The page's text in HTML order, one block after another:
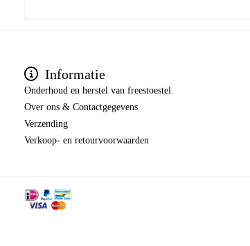
Informatie
Onderhoud en herstel van freestoestel.
Over ons & Contactgegevens
Verzending
​​​​​​​Verkoop- en retourvoorwaarden